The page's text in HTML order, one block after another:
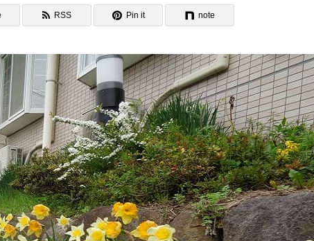
RSS Pin it note